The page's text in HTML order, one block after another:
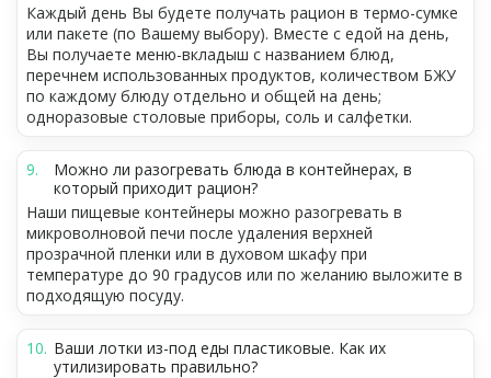
Каждый день Вы будете получать рацион в термо-сумке
или пакете (по Вашему выбору). Вместе с едой на день,
Вы получаете меню-вкладыш с названием блюд,
перечнем использованных продуктов, количеством БЖУ
по каждому блюду отдельно и общей на день;
одноразовые столовые приборы, соль и салфетки.
Можно ли разогревать блюда в контейнерах, в
который приходит рацион?
Наши пищевые контейнеры можно разогревать в
микроволновой печи после удаления верхней
прозрачной пленки или в духовом шкафу при
температуре до 90 градусов или по желанию выложите в
подходящую посуду.
Ваши лотки из-под еды пластиковые. Как их
утилизировать правильно?